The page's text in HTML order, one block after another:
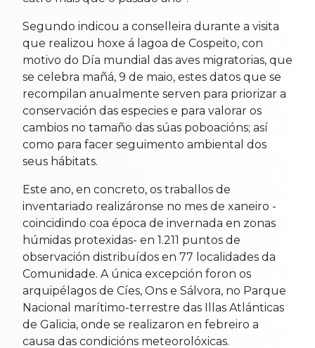
Segundo indicou a conselleira durante a visita
que realizou hoxe á lagoa de Cospeito, con
motivo do Día mundial das aves migratorias, que
se celebra mañá, 9 de maio, estes datos que se
recompilan anualmente serven para priorizar a
conservación das especies e para valorar os
cambios no tamaño das súas poboacións; así
como para facer seguimento ambiental dos
seus hábitats.
Este ano, en concreto, os traballos de
inventariado realizáronse no mes de xaneiro -
coincidindo coa época de invernada en zonas
húmidas protexidas- en 1.211 puntos de
observación distribuídos en 77 localidades da
Comunidade. A única excepción foron os
arquipélagos de Cíes, Ons e Sálvora, no Parque
Nacional marítimo-terrestre das Illas Atlánticas
de Galicia, onde se realizaron en febreiro a
causa das condicións meteorolóxicas.